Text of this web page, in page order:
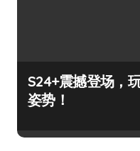
S24+震撼登场，
姿势！